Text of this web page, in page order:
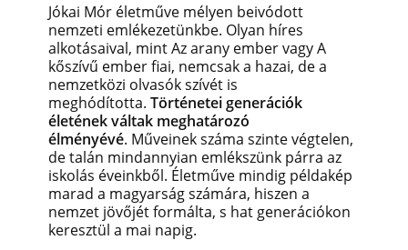
Jókai Mór életműve mélyen beivódott
nemzeti emlékezetünkbe. Olyan híres
alkotásaival, mint Az arany ember vagy A
kőszívű ember fiai, nemcsak a hazai, de a
nemzetközi olvasók szívét is
meghódította. Történetei generációk
életének váltak meghatározó
élményévé. Műveinek száma szinte végtelen,
de talán mindannyian emlékszünk párra az
iskolás éveinkből. Életműve mindig példakép
marad a magyarság számára, hiszen a
nemzet jövőjét formálta, s hat generációkon
keresztül a mai napig.